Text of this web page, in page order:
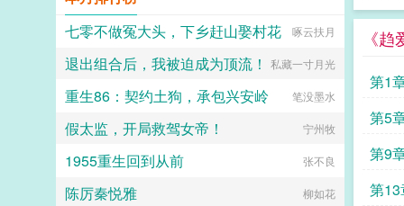
《
第1
第5
第9
第13
架春秋平行时期，称呼及势力地图有
私设。双方无任何亲缘关系，质子到
他国后，称国君为父王。■端水互宠
相爱相杀年龄差7岁年下强强身心
1v1欢迎收藏作者鞠躬jpg其他预收
（作者广告位3啵啵）■古耽戎马踏
秋棠心狠手辣权臣攻x老谋深算谋士
受权臣技能之伺候娇生惯养的公子哥
儿。■古耽照我满怀冰雪忠犬糙汉暗
卫攻x狠戾变态王爷受被王爷一个巴
掌扇爽了。■古耽误我秦楼约高冷闷
骚大将军x骄扬富贵小少爷被老婆倒
七零不做冤大头，下乡赶山娶村花
啄云扶月
退出组合后，我被迫成为顶流！ 私藏一寸月光
重生86：契约土狗，承包兴安岭 笔没墨水
假太监，开局救驾女帝！ 宁州牧
1955重生回到从前 张不良
陈厉秦悦雅 柳如花